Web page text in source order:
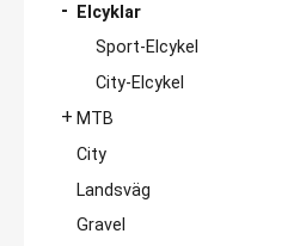
Elcyklar
Sport-Elcykel
City-Elcykel
MTB
City
Landsväg
Gravel